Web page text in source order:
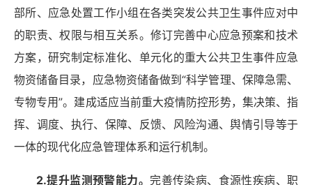
部所、应急处置工作小组在各类突发公共卫生事件应对中
的职责、权限与相互关系。修订完善中心应急预案和技术
方案， 研究制定标准化、单元化的重大公共卫生事件应急
物资储备目录，应急物资储备做到“科学管理、保障急需、
专物专用”。 建成适应当前重大疫情防控形势，集决策、指
挥、调度、执行、保障、反馈、风险沟通、舆情引导等于
一体的现代化应急管理体系和运行机制。
2.提升监测预警能力。 完善传染病、食源性疾病、职